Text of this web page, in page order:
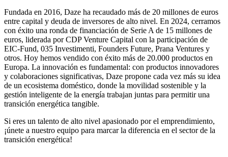
Fundada en 2016, Daze ha recaudado más de 20 millones de euros
entre capital y deuda de inversores de alto nivel. En 2024, cerramos
con éxito una ronda de financiación de Serie A de 15 millones de
euros, liderada por CDP Venture Capital con la participación de
EIC-Fund, 035 Investimenti, Founders Future, Prana Ventures y
otros. Hoy hemos vendido con éxito más de 20.000 productos en
Europa. La innovación es fundamental: con productos innovadores
y colaboraciones significativas, Daze propone cada vez más su idea
de un ecosistema doméstico, donde la movilidad sostenible y la
gestión inteligente de la energía trabajan juntas para permitir una
transición energética tangible.
Si eres un talento de alto nivel apasionado por el emprendimiento,
¡únete a nuestro equipo para marcar la diferencia en el sector de la
transición energética!